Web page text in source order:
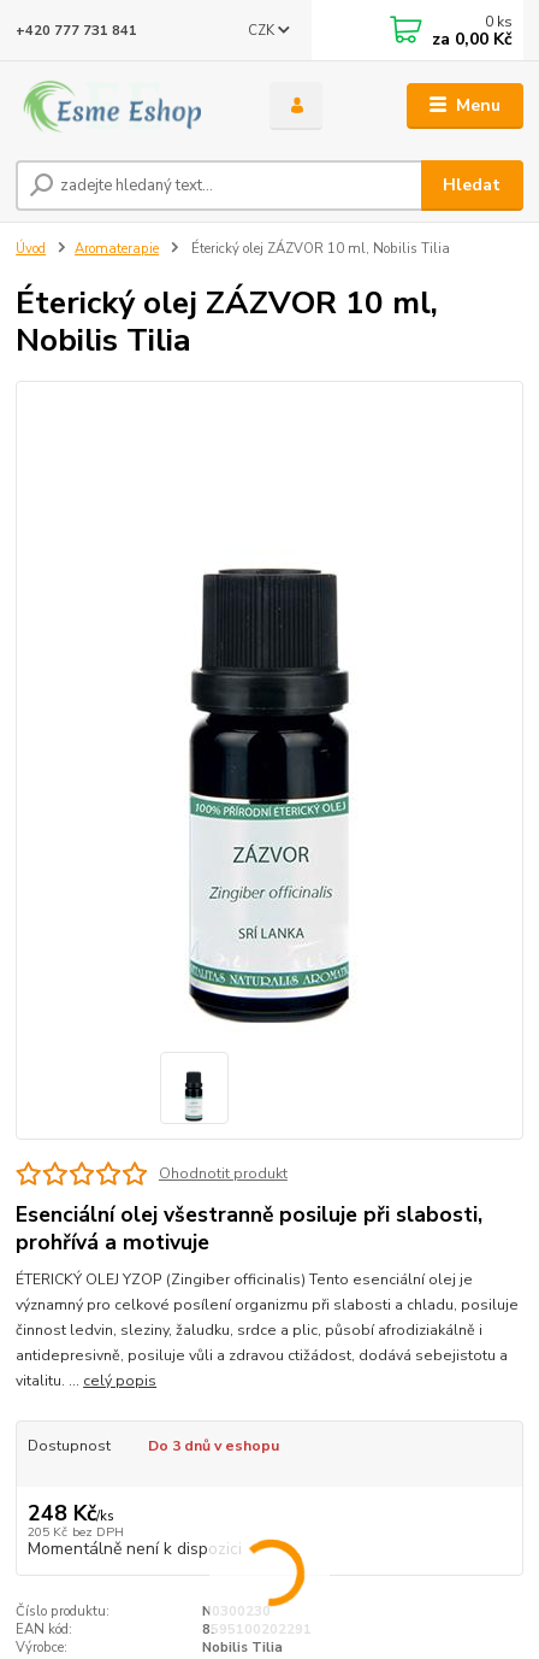
Menu
CZK
Hledat
+420 777 731 841 0 ks
za 0,00 Kč
Úvod Aromaterapie Éterický olej ZÁZVOR 10 ml, Nobilis Tilia
Éterický olej ZÁZVOR 10 ml,
Nobilis Tilia
Ohodnotit produkt
Esenciální olej všestranně posiluje při slabosti,
prohřívá a motivuje
ÉTERICKÝ OLEJ YZOP (Zingiber officinalis) Tento esenciální olej je
významný pro celkové posílení organizmu při slabosti a chladu, posiluje
činnost ledvin, sleziny, žaludku, srdce a plic, působí afrodiziakálně i
antidepresivně, posiluje vůli a zdravou ctižádost, dodává sebejistotu a
vitalitu. ... celý popis
Dostupnost Do 3 dnů v eshopu
248 Kč/ks
205 Kč bez DPH
Momentálně není k dispozici
Číslo produktu:
N0300230
EAN kód:
8595100202291
Výrobce:
Nobilis Tilia